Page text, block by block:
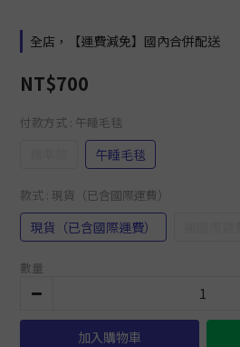
全店，【運費減免】國內合併配送
NT$700
付款方式 : 午睡毛毯
午睡毛毯
款式 : 現貨（已含國際運費）
現貨（已含國際運費）
數量
加入購物車